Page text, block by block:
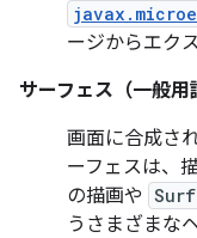
ージからエク
サーフェス（一般用
画面に合成さ
ーフェスは、
の描画や
うさまざまな